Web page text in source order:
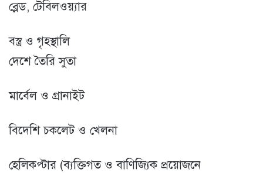
ব্লেড, টেবিলওয়্যার
বস্ত্র ও গৃহস্থালি
দেশে তৈরি সুতা
মার্বেল ও গ্রানাইট
বিদেশি চকলেট ও খেলনা
হেলিকপ্টার (ব্যক্তিগত ও বাণিজ্যিক প্রয়োজনে